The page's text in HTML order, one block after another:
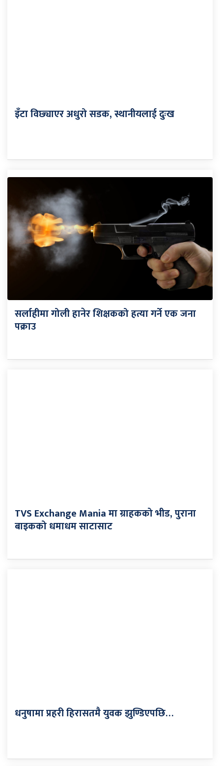
इँटा विछ्याएर अधुरो सडक, स्थानीयलाई दुःख
सर्लाहीमा गोली हानेर शिक्षकको हत्या गर्ने एक जना
पक्राउ
TVS Exchange Mania मा ग्राहकको भीड, पुराना
बाइकको धमाधम साटासाट
धनुषामा प्रहरी हिरासतमै युवक झुण्डिएपछि…